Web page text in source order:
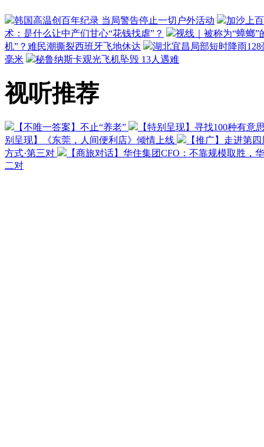
韩国高温创百年纪录 当局警告停止一切户外活动
加沙上
术：是什么让中产们甘心“花钱找虐”？
视线｜被称为“蟑螂
机”？难民潮撕裂西班牙飞地休达
湖北宜昌局部短时降雨
毫米
秘鲁纳斯卡观光飞机坠毁 13人遇难
视听推荐
【不唯一答案】不止“养老”
【特别呈现】寻找100种有意
别呈现】《东莞，人间便利店》倾情上线
【推广】走进第
方式·第三对
【商旅对话】华住集团CFO：不靠规模取胜，
二对